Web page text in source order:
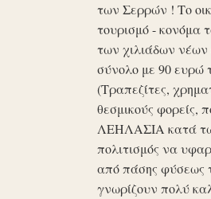
των Σερρών ! Το
τουρισμό - κονόμα
των χιλιάδων νέων
σύνολο με 90 ευρώ
(Τραπεζίτες,
θεσμικούς φορείς,
ΛΕΗΛΑΣΙΑ κατά
πολιτισμός να
από πάσης φύσεως
γνωρίζουν πολύ